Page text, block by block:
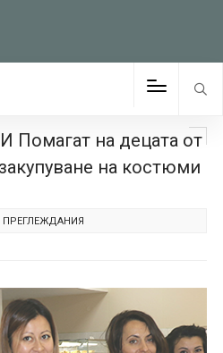
Помагат на децата от
на костюми
ПРЕГЛЕЖДАНИЯ